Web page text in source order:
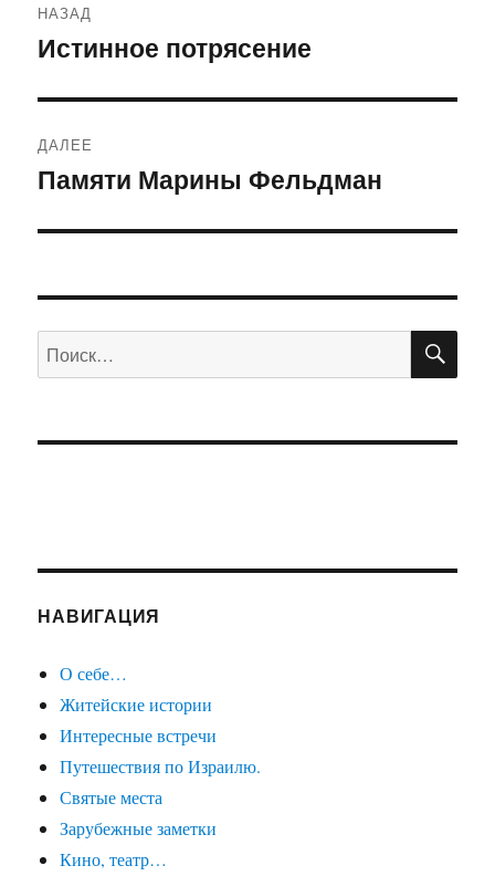
по
НАЗАД
Предыдущая
Истинное потрясение
ДАЛЕЕ
Следующая
Памяти Марины Фельдман
Искать:
НАВИГАЦИЯ
О себе…
Житейские истории
Интересные встречи
Путешествия по Израилю.
Святые места
Зарубежные заметки
Кино, театр…